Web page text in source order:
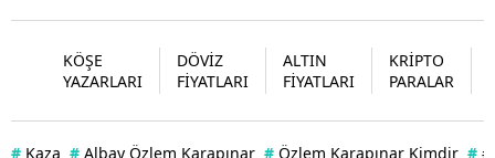
KÖŞE
YAZARLARI
DÖVİZ
FİYATLARI
ALTIN
FİYATLARI
KRİPTO
PARALAR
# Kaza # Albay Özlem Karapınar # Özlem Karapınar Kimdir #